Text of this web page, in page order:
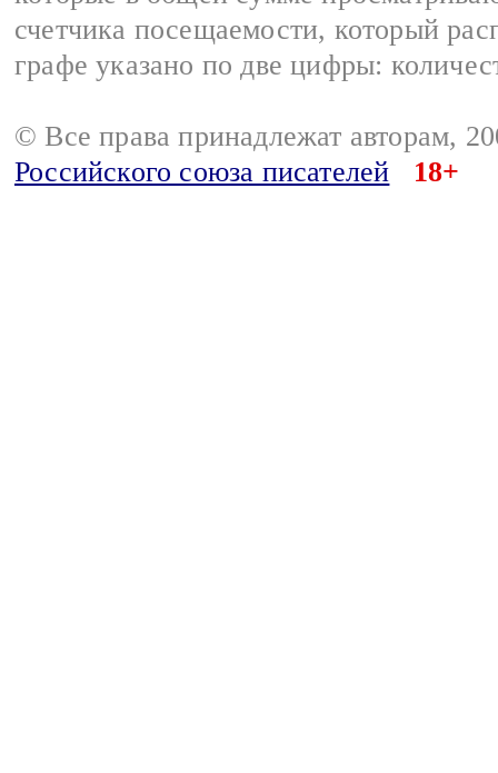
счетчика посещаемости, который
графе указано по две цифры:
© Все права принадлежат авторам,
Российского союза писателей
18+